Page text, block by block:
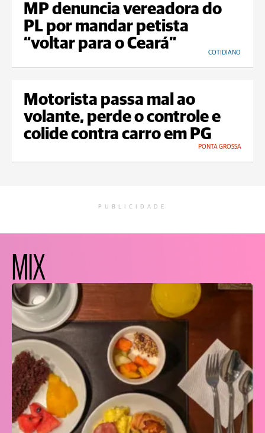
MP denuncia vereadora do
PL por mandar petista
“voltar para o Ceará”
COTIDIANO
Motorista passa mal ao
volante, perde o controle e
colide contra carro em PG
PONTA GROSSA
PUBLICIDADE
MIX